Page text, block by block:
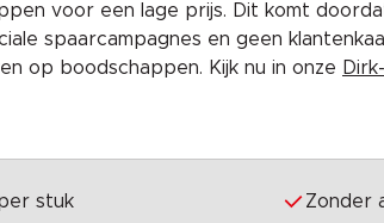
voor een lage prijs. Dit komt
spaarcampagnes en geen
op boodschappen. Kijk nu in onze
stuk Zonder